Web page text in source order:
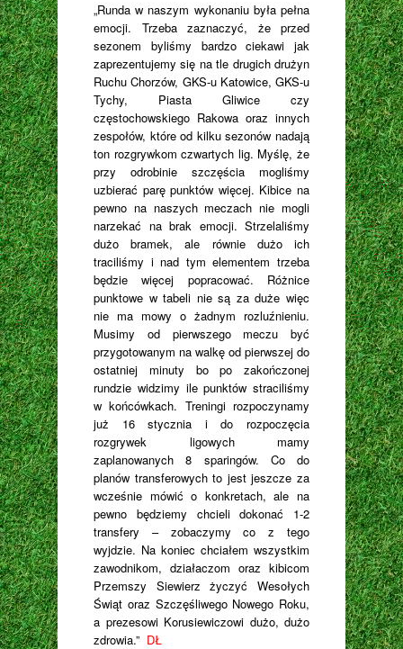
„Runda w naszym wykonaniu była pełna
emocji. Trzeba zaznaczyć, że przed
sezonem byliśmy bardzo ciekawi jak
zaprezentujemy się na tle drugich drużyn
Ruchu Chorzów, GKS-u Katowice, GKS-u
Tychy, Piasta Gliwice czy
częstochowskiego Rakowa oraz innych
zespołów, które od kilku sezonów nadają
ton rozgrywkom czwartych lig. Myślę, że
przy odrobinie szczęścia mogliśmy
uzbierać parę punktów więcej. Kibice na
pewno na naszych meczach nie mogli
narzekać na brak emocji. Strzelaliśmy
dużo bramek, ale równie dużo ich
traciliśmy i nad tym elementem trzeba
będzie więcej popracować. Różnice
punktowe w tabeli nie są za duże więc
nie ma mowy o żadnym rozluźnieniu.
Musimy od pierwszego meczu być
przygotowanym na walkę od pierwszej do
ostatniej minuty bo po zakończonej
rundzie widzimy ile punktów straciliśmy
w końcówkach. Treningi rozpoczynamy
już 16 stycznia i do rozpoczęcia
rozgrywek ligowych mamy
zaplanowanych 8 sparingów. Co do
planów transferowych to jest jeszcze za
wcześnie mówić o konkretach, ale na
pewno będziemy chcieli dokonać 1-2
transfery – zobaczymy co z tego
wyjdzie. Na koniec chciałem wszystkim
zawodnikom, działaczom oraz kibicom
Przemszy Siewierz życzyć Wesołych
Świąt oraz Szczęśliwego Nowego Roku,
a prezesowi Korusiewiczowi dużo, dużo
zdrowia.” DŁ